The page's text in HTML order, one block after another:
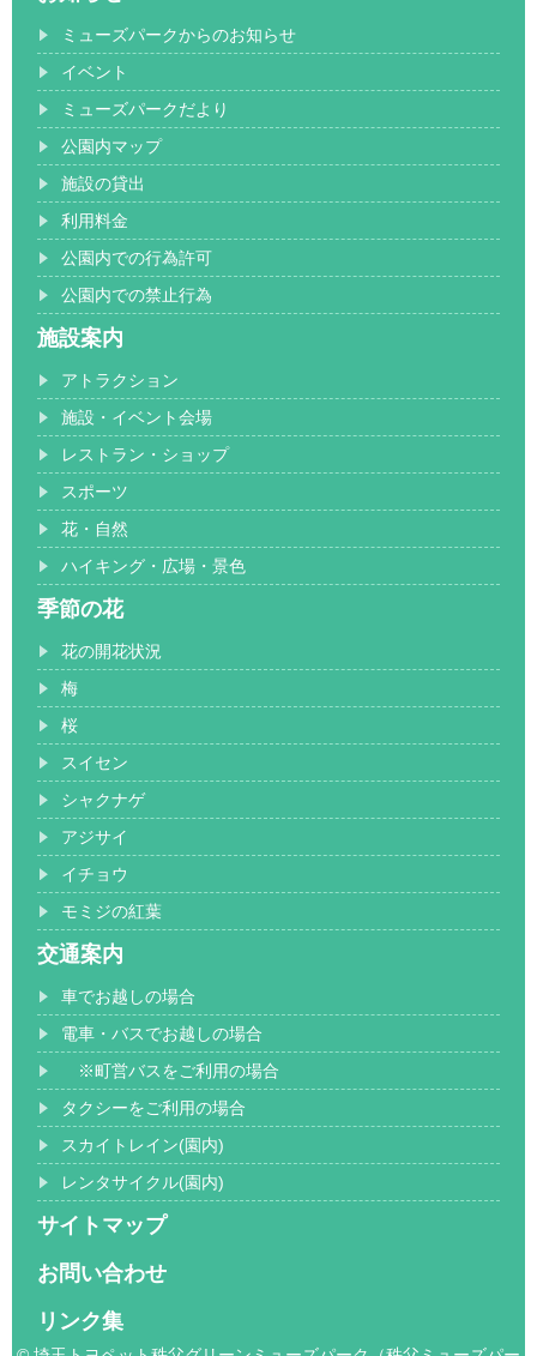
ミューズパークからのお知らせ
イベント
ミューズパークだより
公園内マップ
施設の貸出
利用料金
公園内での行為許可
公園内での禁止行為
施設案内
アトラクション
施設・イベント会場
レストラン・ショップ
スポーツ
花・自然
ハイキング・広場・景色
季節の花
花の開花状況
梅
桜
スイセン
シャクナゲ
アジサイ
イチョウ
モミジの紅葉
交通案内
車でお越しの場合
電車・バスでお越しの場合
※町営バスをご利用の場合
タクシーをご利用の場合
スカイトレイン(園内)
レンタサイクル(園内)
サイトマップ
お問い合わせ
リンク集